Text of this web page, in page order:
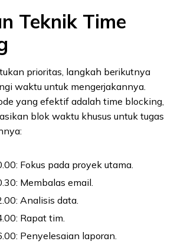
Teknik Time
prioritas, langkah berikutnya
waktu untuk mengerjakannya.
yang efektif adalah time blocking,
blok waktu khusus untuk tugas
Fokus pada proyek utama.
Membalas email.
Analisis data.
Rapat tim.
Penyelesaian laporan.